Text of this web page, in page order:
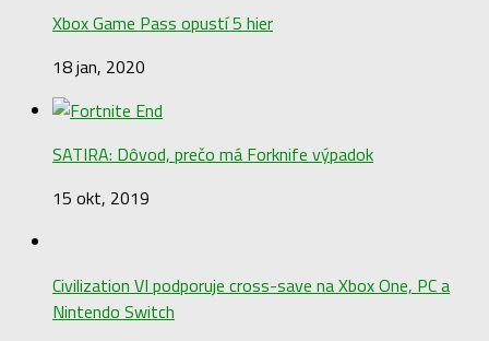
Xbox Game Pass opustí 5 hier
18 jan, 2020
SATIRA: Dôvod, prečo má Forknife výpadok
15 okt, 2019
Civilization VI podporuje cross-save na Xbox One, PC a
Nintendo Switch